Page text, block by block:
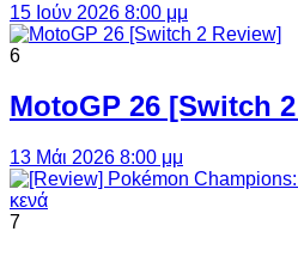
15 Ιούν 2026 8:00 μμ
6
MotoGP 26 [Switch
13 Μάι 2026 8:00 μμ
7